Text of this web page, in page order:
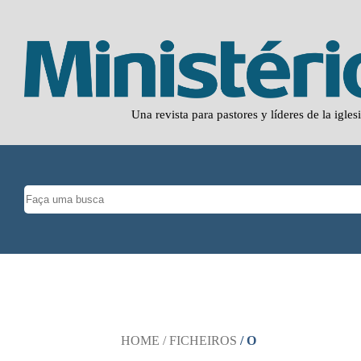
Una revista para pastores y líderes de la
HOME / FICHEIROS / O